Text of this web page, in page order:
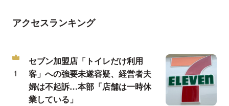
アクセスランキング
セブン加盟店「トイレだけ利用
客」への強要未遂容疑、経営者夫
婦は不起訴…本部「店舗は一時休
業している」